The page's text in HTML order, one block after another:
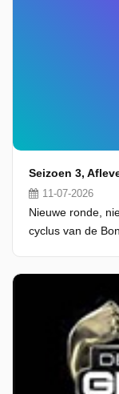
Seizoen 3,
11-07-2026
Nieuwe ronde,
cyclus van de